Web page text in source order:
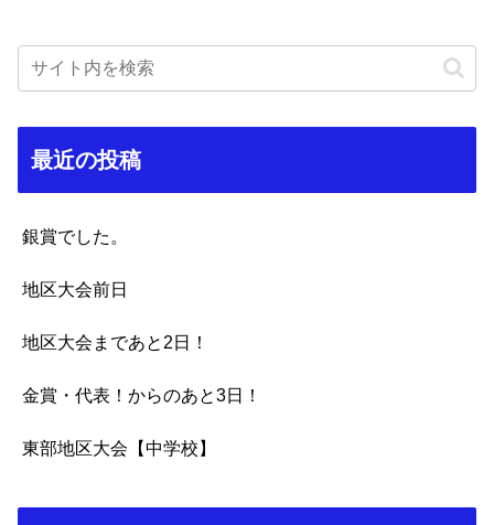
最近の投稿
銀賞でした。
地区大会前日
地区大会まであと2日！
金賞・代表！からのあと3日！
東部地区大会【中学校】